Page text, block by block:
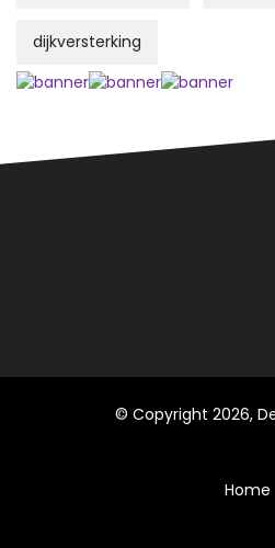
dijkversterking
© Copyright 2026,
Home